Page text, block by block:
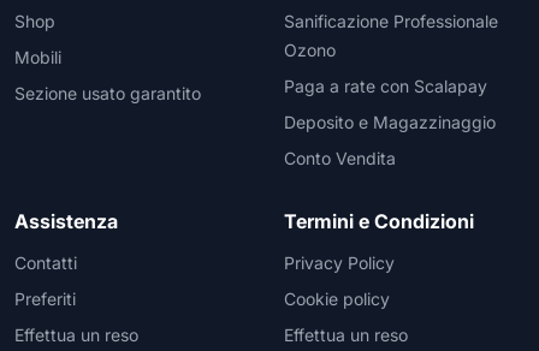
Shop
Mobili
Sezione usato garantito
Sanificazione Professionale
Ozono
Paga a rate con Scalapay
Deposito e Magazzinaggio
Conto Vendita
Assistenza
Contatti
Preferiti
Effettua un reso
Termini e Condizioni
Privacy Policy
Cookie policy
Effettua un reso